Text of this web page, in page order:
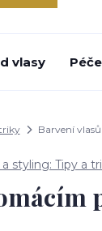
vlasy
Barvení
styling: Tipy a